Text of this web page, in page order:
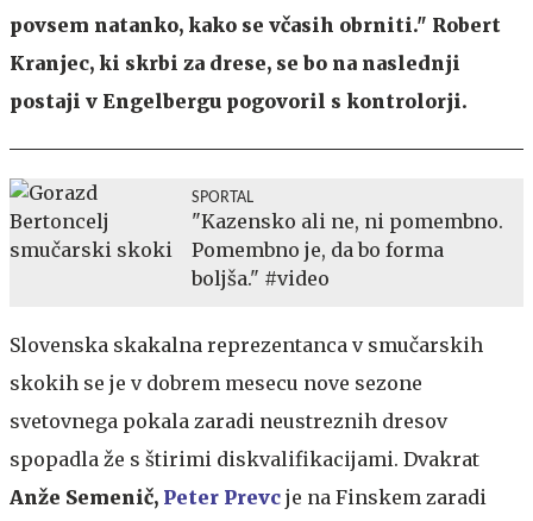
povsem natanko, kako se včasih obrniti." Robert
Kranjec, ki skrbi za drese, se bo na naslednji
postaji v Engelbergu pogovoril s kontrolorji.
SPORTAL
"Kazensko ali ne, ni pomembno.
Pomembno je, da bo forma
boljša." #video
Slovenska skakalna reprezentanca v smučarskih
skokih se je v dobrem mesecu nove sezone
svetovnega pokala zaradi neustreznih dresov
spopadla že s štirimi diskvalifikacijami. Dvakrat
Anže Semenič, Peter Prevc je na Finskem zaradi